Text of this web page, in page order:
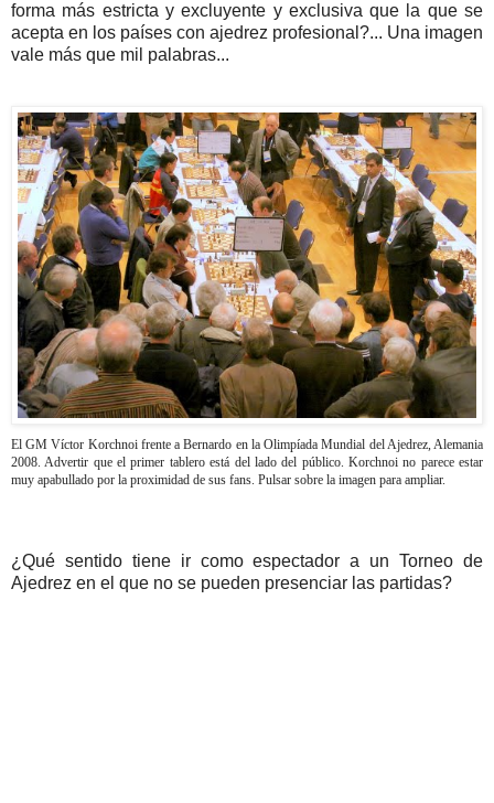
forma más estricta y excluyente y exclusiva que la que se
acepta en los países con ajedrez profesional?... Una imagen
vale más que mil palabras...
El GM Víctor Korchnoi frente a Bernardo en la Olimpíada Mundial del Ajedrez, Alemania
2008. Advertir que el primer tablero está del lado del público. Korchnoi no parece estar
muy apabullado por la proximidad de sus fans. Pulsar sobre la imagen para ampliar.
¿Qué sentido tiene ir como espectador a un Torneo de
Ajedrez en el que no se pueden presenciar las partidas?